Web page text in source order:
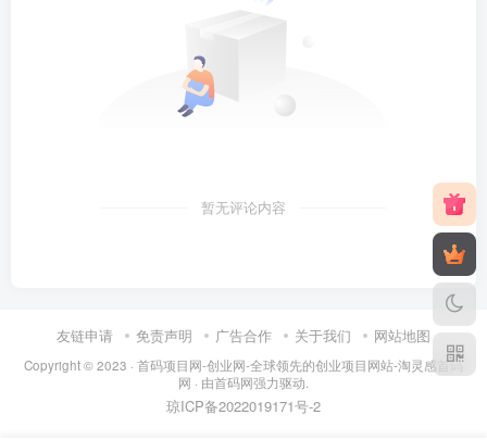
暂无评论内容
友链申请 免责声明 广告合作 关于我们 网站地图
Copyright © 2023 · 首码项目网-创业网-全球领先的创业项目网站-淘灵感首码
网 · 由首码网强力驱动.
琼ICP备2022019171号-2